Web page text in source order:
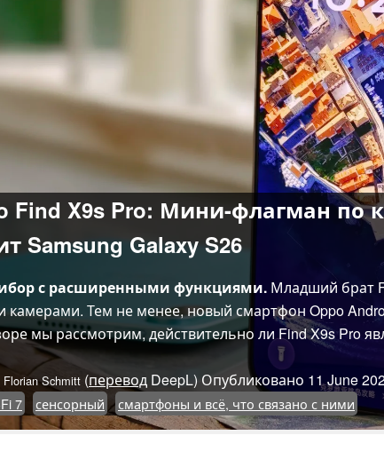
Find X9s Pro: Мини-флагман
Samsung Galaxy S26
с расширенными функциями. Младший брат
камерами. Тем не менее, новый смартфон Oppo
мы рассмотрим, действительно ли Find X9s Pro
Florian Schmitt (перевод DeepL) Опубликовано 11 June
7 сенсорный смартфоны и всё, что связано с ними